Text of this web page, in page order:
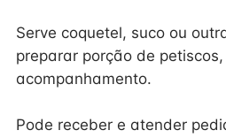
Serve coquetel, suco ou
preparar porção de
acompanhamento.
Pode receber e atender